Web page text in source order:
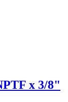
x 3/8"